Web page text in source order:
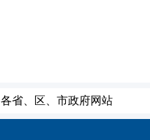
各省、区、市政府网站